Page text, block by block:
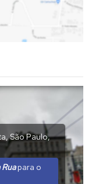
,São Paulo,
para o